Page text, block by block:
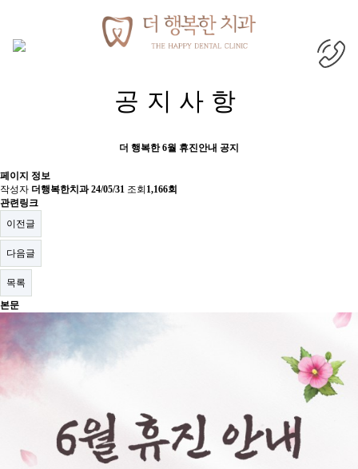
공지사항
더 행복한 6월 휴진안내 공지
페이지 정보
작성자 더행복한치과 24/05/31 조회1,166회
관련링크
이전글
다음글
목록
본문